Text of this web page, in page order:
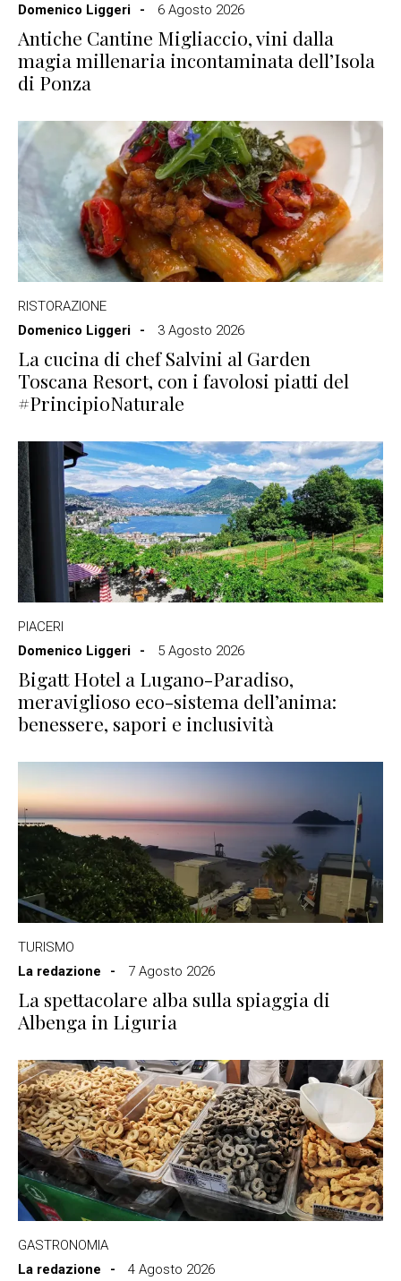
Domenico Liggeri 6 Agosto 2026
Antiche Cantine Migliaccio, vini dalla
magia millenaria incontaminata dell’Isola
di Ponza
RISTORAZIONE
Domenico Liggeri
3 Agosto 2026
La cucina di chef Salvini al Garden
Toscana Resort, con i favolosi piatti del
#PrincipioNaturale
PIACERI
Domenico Liggeri
5 Agosto 2026
Bigatt Hotel a Lugano-Paradiso,
meraviglioso eco-sistema dell’anima:
benessere, sapori e inclusività
TURISMO
La redazione
7 Agosto 2026
La spettacolare alba sulla spiaggia di
Albenga in Liguria
GASTRONOMIA
La redazione
4 Agosto 2026